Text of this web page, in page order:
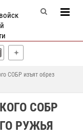
СОБР изъят обрез
СОБР
РУЖЬЯ